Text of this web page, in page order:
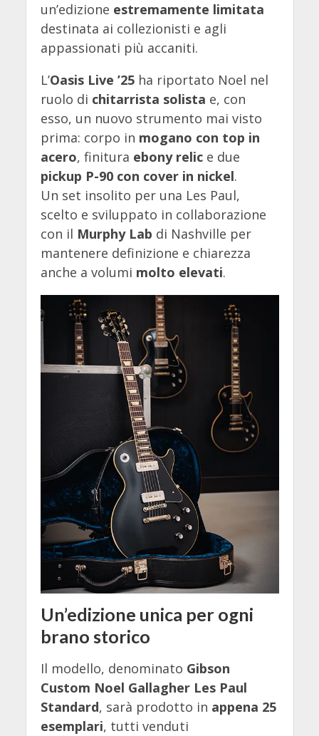
un’edizione estremamente limitata
destinata ai collezionisti e agli
appassionati più accaniti.
L’Oasis Live ’25ha riportato Noel nel
ruolo di chitarrista solista e, con
esso, un nuovo strumento mai visto
prima: corpo in mogano con top in
acero, finitura ebony relice due
pickup P-90 con cover in nickel.
Un set insolito per una Les Paul,
scelto e sviluppato in collaborazione
con il Murphy Lab di Nashville per
mantenere definizione e chiarezza
anche a volumi molto elevati.
Un’edizione unica per ogni
brano storico
Il modello, denominato Gibson
Custom Noel Gallagher Les Paul
Standard, sarà prodotto in appena 25
esemplari, tutti venduti